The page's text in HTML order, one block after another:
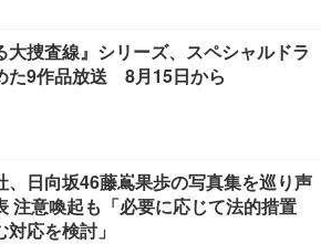
大捜査線』シリーズ、スペシャルドラ
た9作品放送 8月15日から
、日向坂46藤嶌果歩の写真集を巡り声
注意喚起も「必要に応じて法的措置
対応を検討」